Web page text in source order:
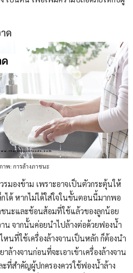
ด
าพ: การล้างภาชนะ
มองข้าม เพราะอาจเป็นตัวกระตุ้นให้
ได้ หากไม่ได้ใส่ใจในขั้นตอนนี้มากพอ
ชนะและช้อนส้อมที่ใช้แล้วของลูกน้อย
น จากนั้นค่อยนำไปล้างต่อด้วยฟองน้ำ
หนที่ใช้เครื่องล้างจานเป็นหลัก ก็ต้องนำ
างจานก่อนที่จะเอาเข้าเครื่องล้างจาน
ที่สำคัญผู้ปกครองควรใช้ฟองน้ำล้าง